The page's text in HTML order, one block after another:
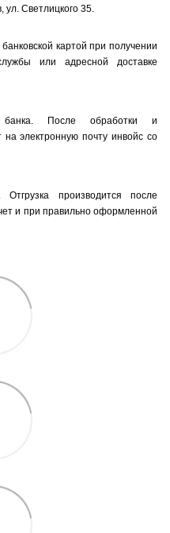
ул. Светлицкого 35.
картой при получении
или адресной доставке
банка. После обработки и
электронную почту инвойс со
производится после
и при правильно оформленной